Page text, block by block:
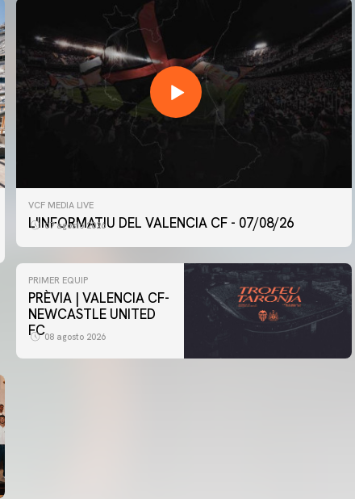
VCF MEDIA LIVE
L'INFORMATIU DEL VALENCIA CF - 07/08/26
07 agosto 2026
PRIMER EQUIP
PRÈVIA | VALENCIA CF-
NEWCASTLE UNITED
FC08 agosto 2026